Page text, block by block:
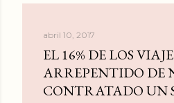
abril 10, 2017
EL 16% DE LOS
ARREPENTIDO DE
CONTRATADO UN